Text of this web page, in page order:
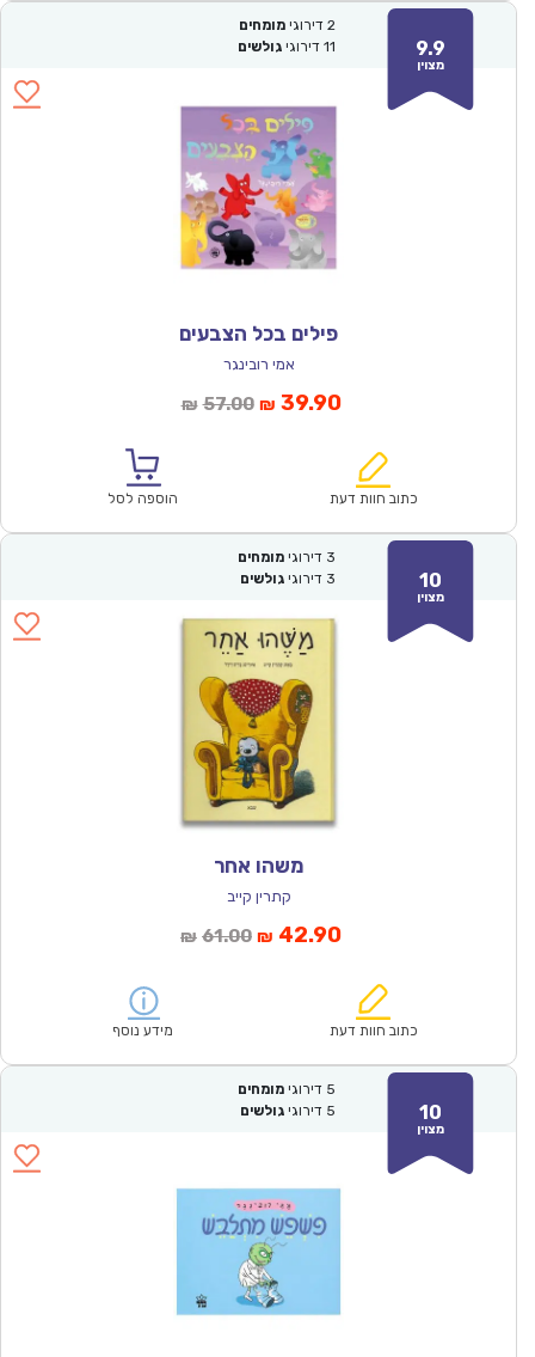
9.9
מצוין
2 דירוגי מומחים
11 דירוגי גולשים
פילים בכל הצבעים
אמי רובינגר
₪ 57.00המחיר
₪57.00.
₪ 39.90המחיר
הוא:
כתוב חוות דעת הוספה לסל
10
מצוין
3 דירוגי מומחים
3 דירוגי גולשים
משהו אחר
קתרין קייב
₪ 61.00המחיר
₪61.00.
₪ 42.90המחיר
הוא:
כתוב חוות דעת מידע נוסף
10
מצוין
5 דירוגי מומחים
5 דירוגי גולשים